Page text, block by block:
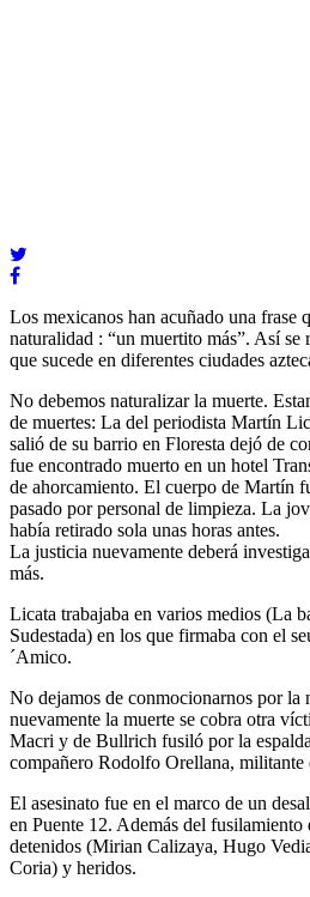
Los mexicanos han acuñado una frase
naturalidad : “un muertito más”. Así se
que sucede en diferentes ciudades
No debemos naturalizar la muerte.
de muertes: La del periodista Martín
salió de su barrio en Floresta dejó de
fue encontrado muerto en un hotel
de ahorcamiento. El cuerpo de Martín
pasado por personal de limpieza. La
había retirado sola unas horas antes.
La justicia nuevamente deberá
más.
Licata trabajaba en varios medios (La
Sudestada) en los que firmaba con el
´Amico.
No dejamos de conmocionarnos por la
nuevamente la muerte se cobra otra
Macri y de Bullrich fusiló por la
compañero Rodolfo Orellana,
El asesinato fue en el marco de un
en Puente 12. Además del
detenidos (Mirian Calizaya, Hugo
Coria) y heridos.